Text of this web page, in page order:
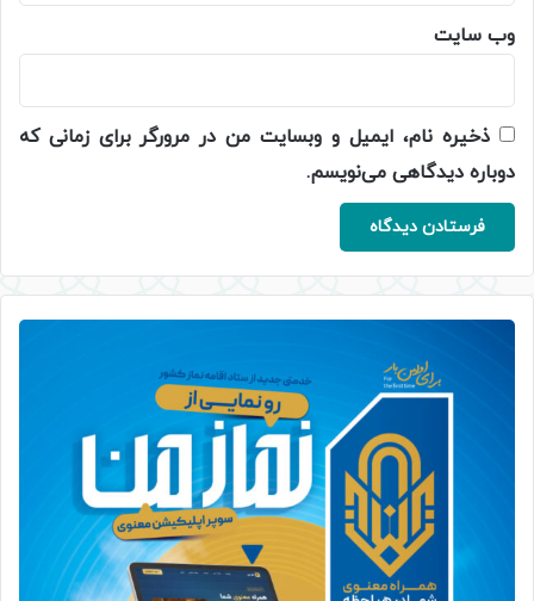
وب‌ سایت
ذخیره نام، ایمیل و وبسایت من در مرورگر برای زمانی که
دوباره دیدگاهی می‌نویسم.